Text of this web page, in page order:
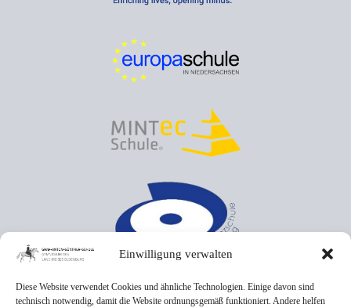
Einwilligung verwalten
Diese Website verwendet Cookies und ähnliche Technologien. Einige davon sind
technisch notwendig, damit die Website ordnungsgemäß funktioniert. Andere helfen